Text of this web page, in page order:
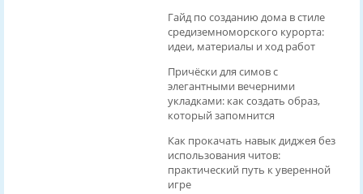
Гайд по созданию дома в стиле
средиземноморского курорта:
идеи, материалы и ход работ
Причёски для симов с
элегантными вечерними
укладками: как создать образ,
который запомнится
Как прокачать навык диджея без
использования читов:
практический путь к уверенной
игре